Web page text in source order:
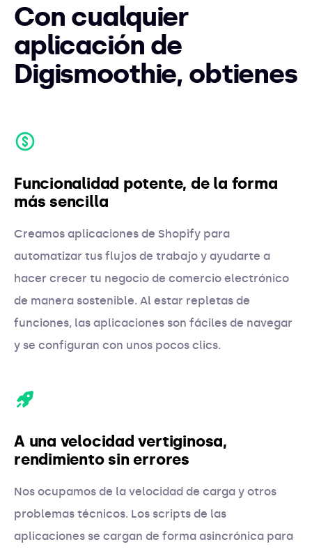
Con cualquier
aplicación de
Digismoothie, obtienes
Funcionalidad potente, de la forma
más sencilla
Creamos aplicaciones de Shopify para
automatizar tus flujos de trabajo y ayudarte a
hacer crecer tu negocio de comercio electrónico
de manera sostenible. Al estar repletas de
funciones, las aplicaciones son fáciles de navegar
y se configuran con unos pocos clics.
A una velocidad vertiginosa,
rendimiento sin errores
Nos ocupamos de la velocidad de carga y otros
problemas técnicos. Los scripts de las
aplicaciones se cargan de forma asincrónica para